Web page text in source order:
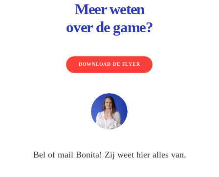
Meer weten
over de game?
DOWNLOAD DE FLYER
Belof mailBonita! Zij weet hier alles van.